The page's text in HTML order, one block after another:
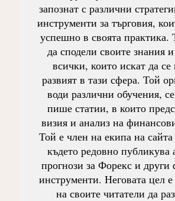
запознат с различни
инструменти за търговия,
успешно в своята практика.
да сподели своите знания
всички, които искат да се
развият в тази сфера. Той
води различни обучения,
пише статии, в които
визия и анализ на
Той е член на екипа на
където редовно публикува
прогнози за Форекс и други
инструменти. Неговата цел
на своите читатели да